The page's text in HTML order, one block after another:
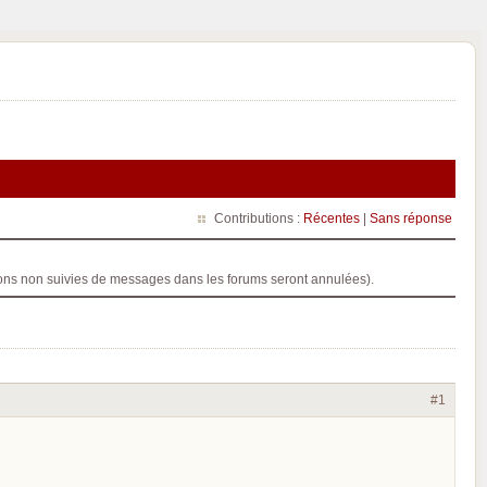
Contributions : Récentes | Sans réponse
non suivies de messages dans les forums seront annulées).
#1